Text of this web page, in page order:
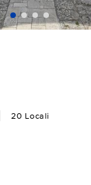
20 Locali